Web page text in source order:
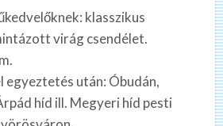
klasszikus
virág csendélet.
egyeztetés után: Óbudán,
híd ill. Megyeri híd pesti